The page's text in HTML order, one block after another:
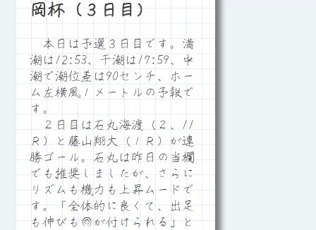
岡杯（３日目）
本日は予選３日目です。満
潮は12:53、干潮は17:59、中
潮で潮位差は90センチ、ホー
ム左横風１メートルの予報で
す。
２日目は石丸海渡（２、11
Ｒ）と藤山翔大（１Ｒ）が連
勝ゴール。石丸は昨日の当欄
でも推奨しましたが、さらに
リズムも機力も上昇ムードで
す。「全体的に良くて、出足
も伸びも◎が付けられる」と